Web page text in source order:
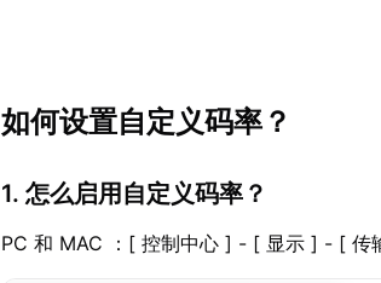
如何设置自定义码率？
1. 怎么启用自定义码率？
PC 和 MAC ：[ 控制中心 ] - [ 显示 ] - [ 传